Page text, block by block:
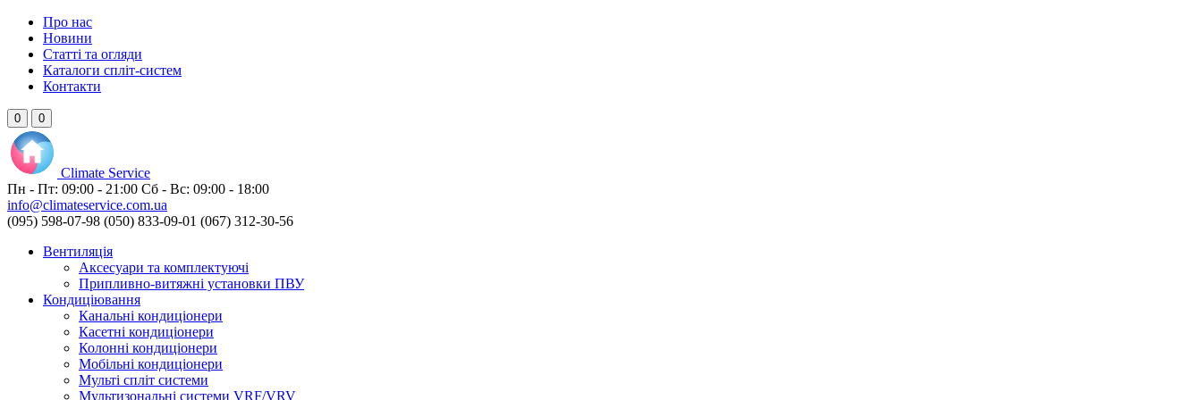
Про нас
Новини
Статті та огляди
Каталоги спліт-систем
Контакти
0 0
Climate Service
Пн - Пт: 09:00 - 21:00 Сб - Вс: 09:00 - 18:00
info@climateservice.com.ua
(095) 598-07-98 (050) 833-09-01 (067) 312-30-56
Вентиляція
Аксесуари та комплектуючі
Припливно-витяжні установки ПВУ
Кондиціювання
Канальні кондиціонери
Касетні кондиціонери
Колонні кондиціонери
Мобільні кондиціонери
Мульті спліт системи
Мультизональні системи VRF/VRV